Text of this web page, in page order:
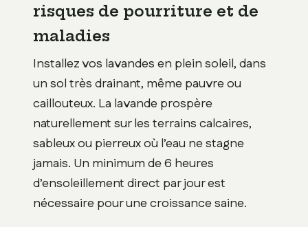
risques de pourriture et de
maladies
Installez vos lavandes en plein soleil, dans
un sol très drainant, même pauvre ou
caillouteux. La lavande prospère
naturellement sur les terrains calcaires,
sableux ou pierreux où l’eau ne stagne
jamais. Un minimum de 6 heures
d’ensoleillement direct par jour est
nécessaire pour une croissance saine.